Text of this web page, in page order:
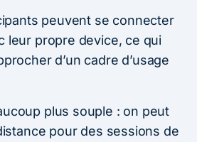
peuvent se connecter
leur propre device, ce qui
d’un cadre d’usage
plus souple : on peut
pour des sessions de